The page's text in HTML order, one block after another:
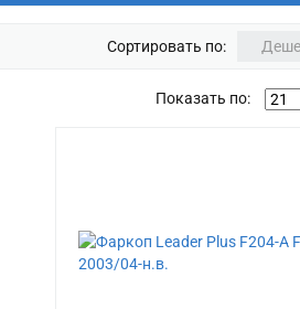
Сортировать по:
Показать по: